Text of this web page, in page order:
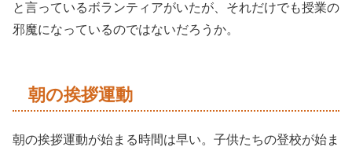
と言っているボランティアがいたが、それだけでも授業の
邪魔になっているのではないだろうか。
朝の挨拶運動
朝の挨拶運動が始まる時間は早い。子供たちの登校が始ま